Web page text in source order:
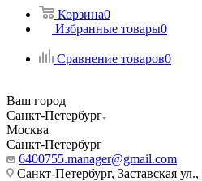
Корзина0
Избранные товары0
Сравнение товаров0
Ваш город
Санкт-Петербург
Москва
Санкт-Петербург
6400755.manager@gmail.com
Санкт-Петербург, Заставская